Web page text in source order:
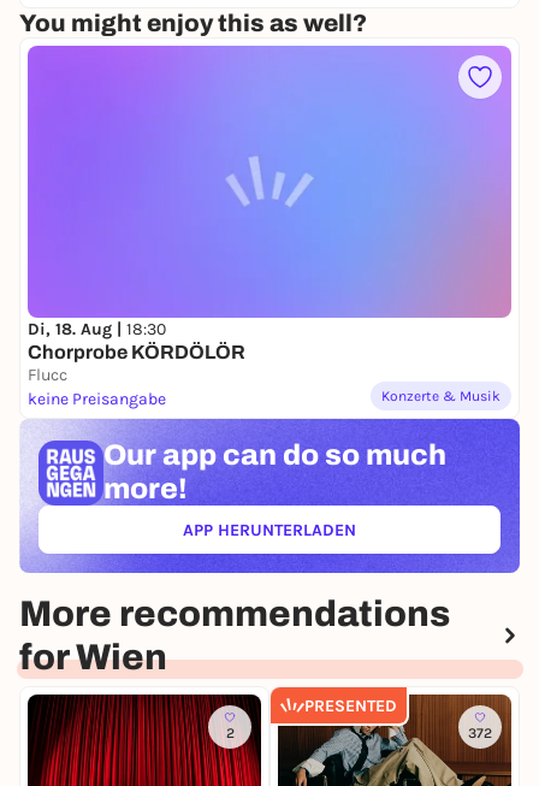
You might enjoy this as well?
Di, 18. Aug | 18:30
Chorprobe KÖRDÖLÖR
Flucc
keine Preisangabe
Konzerte & Musik
Our app can do so much
more!
APP HERUNTERLADEN(ÖFFNET IN NEUEM TAB)
More recommendations
for Wien
2
PRESENTED
372